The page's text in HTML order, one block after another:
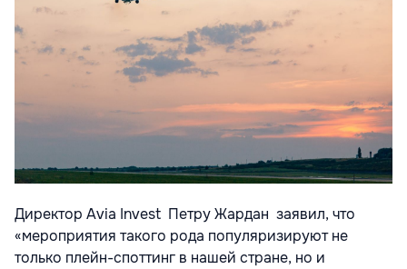
Директор Avia Invest Петру Жардан заявил, что
«мероприятия такого рода популяризируют не
только плейн-споттинг в нашей стране, но и